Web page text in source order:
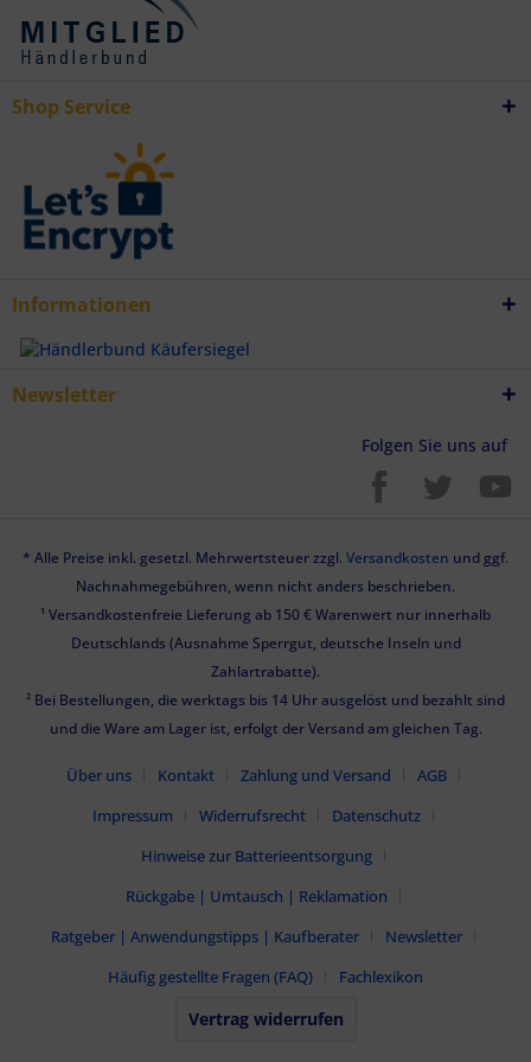
Shop Service
Informationen
Newsletter
Folgen Sie uns auf
* Alle Preise inkl. gesetzl. Mehrwertsteuer zzgl. Versandkosten und ggf.
Nachnahmegebühren, wenn nicht anders beschrieben.
¹ Versandkostenfreie Lieferung ab 150 € Warenwert nur innerhalb
Deutschlands (Ausnahme Sperrgut, deutsche Inseln und
Zahlartrabatte).
² Bei Bestellungen, die werktags bis 14 Uhr ausgelöst und bezahlt sind
und die Ware am Lager ist, erfolgt der Versand am gleichen Tag.
Über uns Kontakt Zahlung und Versand
AGB
Impressum
Widerrufsrecht
Datenschutz
Hinweise zur Batterieentsorgung
Rückgabe | Umtausch | Reklamation
Ratgeber | Anwendungstipps | Kaufberater
Newsletter
Häufig gestellte Fragen (FAQ)
Fachlexikon
Vertrag widerrufen